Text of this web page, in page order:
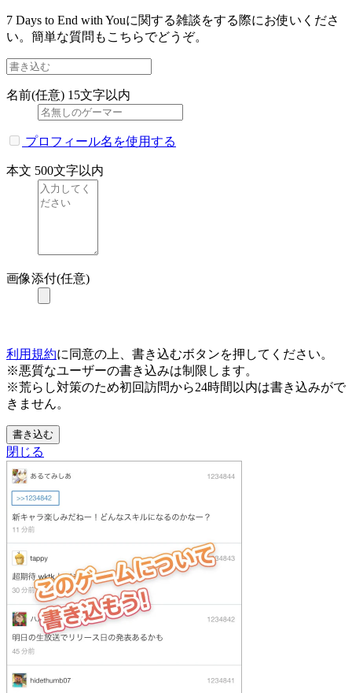
7 Days to End with Youに関する雑談をする際にお使いくださ
い。簡単な質問もこちらでどうぞ。
名前(任意) 15文字以内
プロフィール名を使用する
本文 500文字以内
画像添付(任意)
利用規約に同意の上、書き込むボタンを押してください。
※悪質なユーザーの書き込みは制限します。
※荒らし対策のため初回訪問から24時間以内は書き込みがで
きません。
書き込む
閉じる